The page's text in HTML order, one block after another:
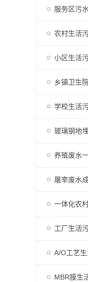
服务区污
农村生活
小区生活
乡镇卫生
学校生活
玻璃钢地
养殖废水
屠宰废水
一体化农
工厂生活
A/O工艺
MBR膜生